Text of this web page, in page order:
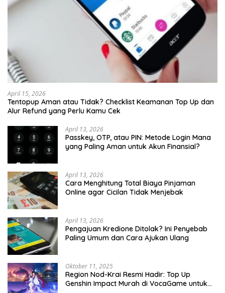
April 15, 2026
Tentopup Aman atau Tidak? Checklist Keamanan Top Up dan
Alur Refund yang Perlu Kamu Cek
April 13, 2026
Passkey, OTP, atau PIN: Metode Login Mana
yang Paling Aman untuk Akun Finansial?
April 13, 2026
Cara Menghitung Total Biaya Pinjaman
Online agar Cicilan Tidak Menjebak
April 13, 2026
Pengajuan Kredione Ditolak? Ini Penyebab
Paling Umum dan Cara Ajukan Ulang
Oktober 11, 2025
Region Nod-Krai Resmi Hadir: Top Up
Genshin Impact Murah di VocaGame untuk